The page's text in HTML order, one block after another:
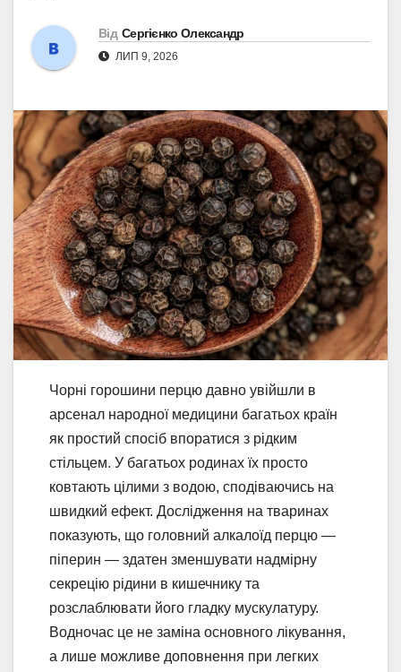
Від Сергієнко Олександр
ЛИП 9, 2026
Чорні горошини перцю давно увійшли в
арсенал народної медицини багатьох країн
як простий спосіб впоратися з рідким
стільцем. У багатьох родинах їх просто
ковтають цілими з водою, сподіваючись на
швидкий ефект. Дослідження на тваринах
показують, що головний алкалоїд перцю —
піперин — здатен зменшувати надмірну
секрецію рідини в кишечнику та
розслаблювати його гладку мускулатуру.
Водночас це не заміна основного лікування,
а лише можливе доповнення при легких